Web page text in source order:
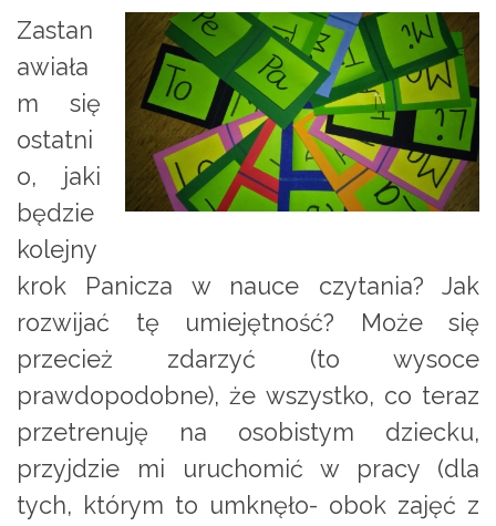
Zastan
awiała
m się
ostatni
o, jaki
będzie
kolejny
krok Panicza w nauce czytania? Jak
rozwijać tę umiejętność? Może się
przecież zdarzyć (to wysoce
prawdopodobne), że wszystko, co teraz
przetrenuję na osobistym dziecku,
przyjdzie mi uruchomić w pracy (dla
tych, którym to umknęło- obok zajęć z